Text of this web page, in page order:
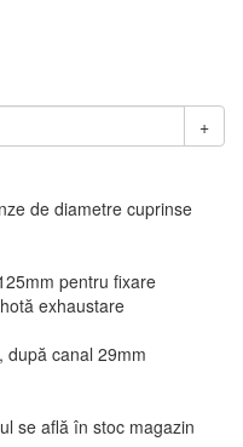
+
de diametre cuprinse
pentru fixare
exhaustare
după canal 29mm
se află în stoc magazin